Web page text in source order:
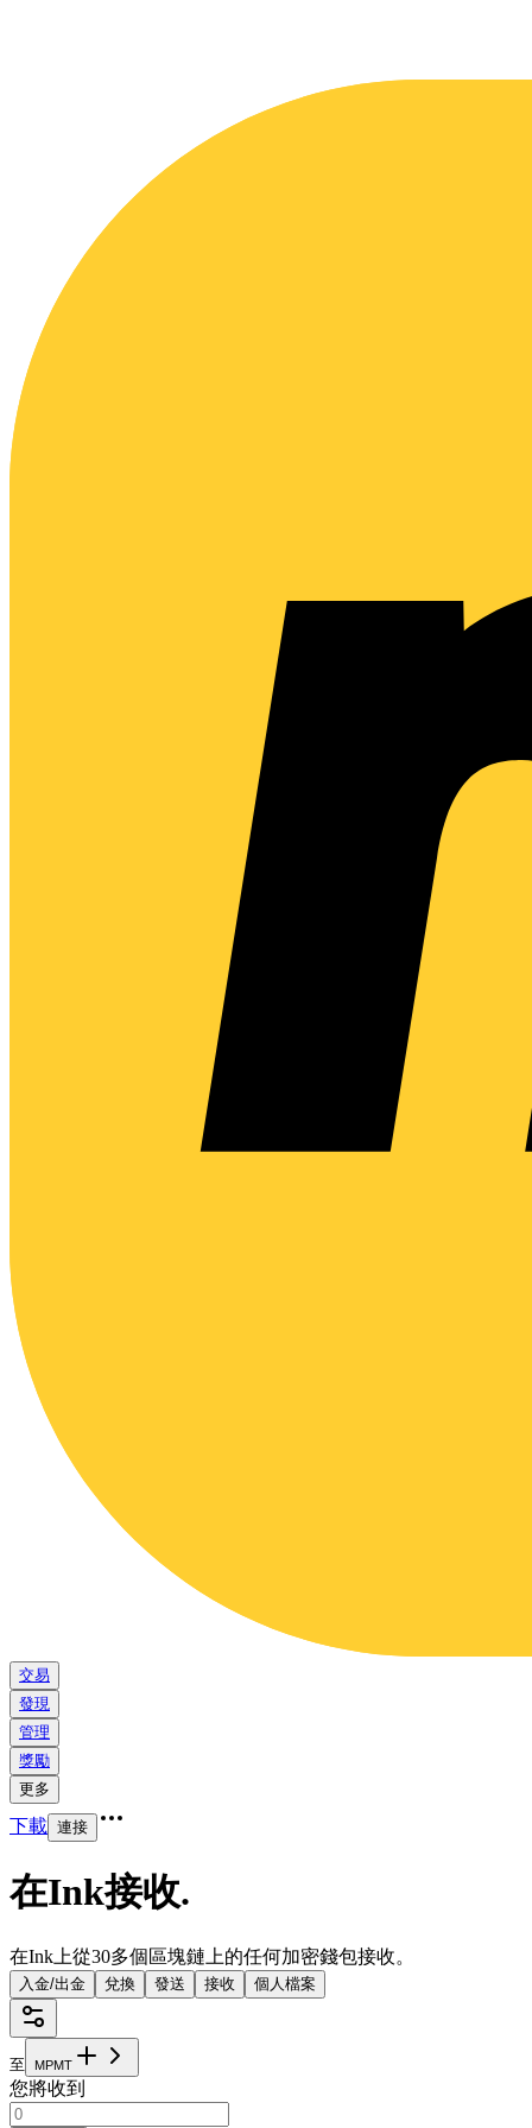
交易
發現
管理
獎勵
更多
下載 連接
在Ink接收.
在Ink上從30多個區塊鏈上的任何加密錢包接收。
入金/出金 兌換 發送 接收 個人檔案
至 MPMT
您將收到